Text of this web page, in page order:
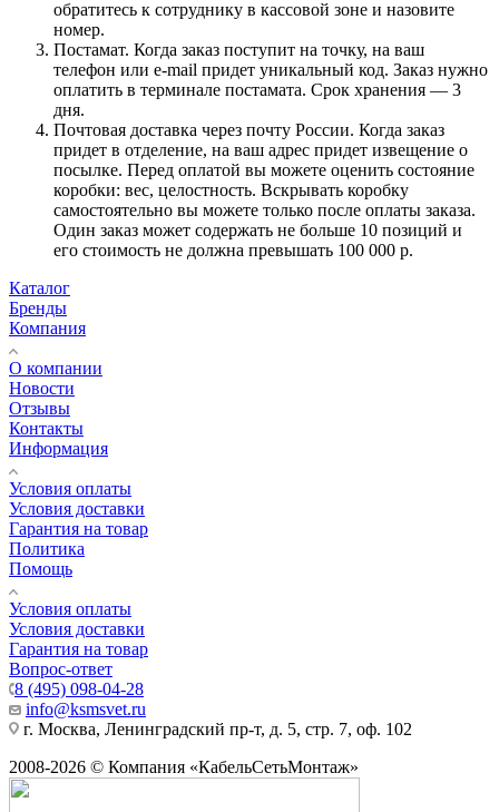
обратитесь к сотруднику в кассовой зоне и назовите
номер.
Постамат. Когда заказ поступит на точку, на ваш
телефон или e-mail придет уникальный код. Заказ нужно
оплатить в терминале постамата. Срок хранения — 3
дня.
Почтовая доставка через почту России. Когда заказ
придет в отделение, на ваш адрес придет извещение о
посылке. Перед оплатой вы можете оценить состояние
коробки: вес, целостность. Вскрывать коробку
самостоятельно вы можете только после оплаты заказа.
Один заказ может содержать не больше 10 позиций и
его стоимость не должна превышать 100 000 р.
Каталог
Бренды
Компания
О компании
Новости
Отзывы
Контакты
Информация
Условия оплаты
Условия доставки
Гарантия на товар
Политика
Помощь
Условия оплаты
Условия доставки
Гарантия на товар
Вопрос-ответ
8 (495) 098-04-28
info@ksmsvet.ru
г. Москва, Ленинградский пр-т, д. 5, стр. 7, оф. 102
2008-2026 © Компания «КабельСетьМонтаж»